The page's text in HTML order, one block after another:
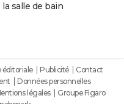
salle de bain
éditoriale Publicité
Contact
Données personnelles
légales
Groupe Figaro